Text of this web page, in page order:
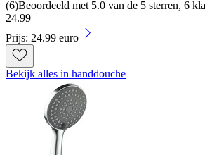
(6)Beoordeeld met 5.0 van de 5 sterren, 6
24.99
Prijs: 24.99 euro
Bekijk alles in handdouche